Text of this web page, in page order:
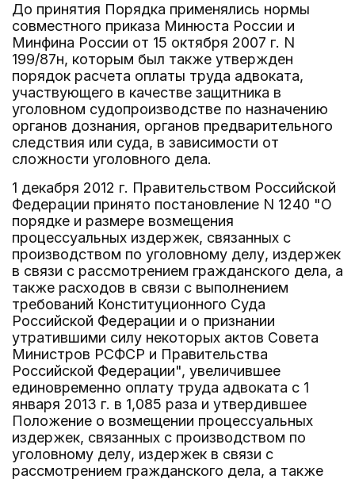
До принятия Порядка применялись нормы
совместного приказа Минюста России и
Минфина России от 15 октября 2007 г. N
199/87н, которым был также утвержден
порядок расчета оплаты труда адвоката,
участвующего в качестве защитника в
уголовном судопроизводстве по назначению
органов дознания, органов предварительного
следствия или суда, в зависимости от
сложности уголовного дела.
1 декабря 2012 г. Правительством Российской
Федерации принято постановление N 1240 "О
порядке и размере возмещения
процессуальных издержек, связанных с
производством по уголовному делу, издержек
в связи с рассмотрением гражданского дела, а
также расходов в связи с выполнением
требований Конституционного Суда
Российской Федерации и о признании
утратившими силу некоторых актов Совета
Министров РСФСР и Правительства
Российской Федерации", увеличившее
единовременно оплату труда адвоката с 1
января 2013 г. в 1,085 раза и утвердившее
Положение о возмещении процессуальных
издержек, связанных с производством по
уголовному делу, издержек в связи с
рассмотрением гражданского дела, а также